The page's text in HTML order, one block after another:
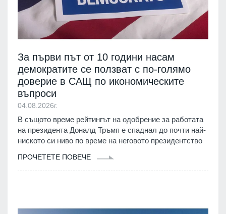
За първи път от 10 години насам
демократите се ползват с по-голямо
доверие в САЩ по икономическите
въпроси
04.08.2026г.
В същото време рейтингът на одобрение за работата
на президента Доналд Тръмп е спаднал до почти най-
ниското си ниво по време на неговото президентство
ПРОЧЕТЕТЕ ПОВЕЧЕ